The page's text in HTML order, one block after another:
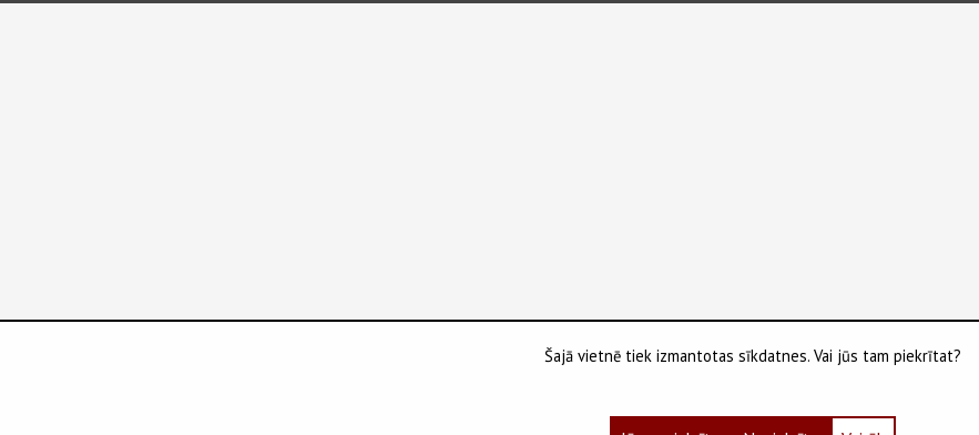
Šajā vietnē tiek izmantotas sīkdatnes. Vai jūs tam piekrītat?